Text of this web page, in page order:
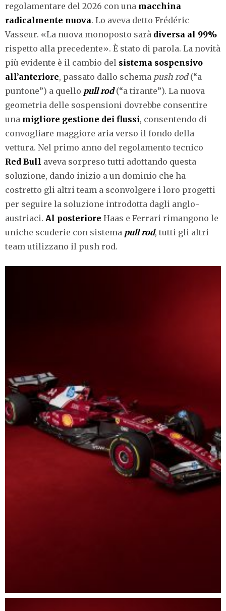
regolamentare del 2026 con una macchina
radicalmente nuova. Lo aveva detto Frédéric
Vasseur. «La nuova monoposto sarà diversa al 99%
rispetto alla precedente». È stato di parola. La novità
più evidente è il cambio del sistema sospensivo
all’anteriore, passato dallo schema push rod(“a
puntone”) a quello pull rod(“a tirante”). La nuova
geometria delle sospensioni dovrebbe consentire
una migliore gestione dei flussi, consentendo di
convogliare maggiore aria verso il fondo della
vettura. Nel primo anno del regolamento tecnico
Red Bull aveva sorpreso tutti adottando questa
soluzione, dando inizio a un dominio che ha
costretto gli altri team a sconvolgere i loro progetti
per seguire la soluzione introdotta dagli anglo-
austriaci. Al posteriore Haas e Ferrari rimangono le
uniche scuderie con sistema pull rod, tutti gli altri
team utilizzano il push rod.